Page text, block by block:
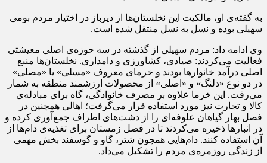
به گفته‌ی او، مالکیت این نخلستان‌ها از دیرباز در اختیار مردم بومی
سهیلی بوده و نسل به نسل منتقل شده است.
وی ادامه داد: مردم سهیلی از گذشته در سه حوزه‌ی اصلی معیشتی
فعالیت می‌کردند: صیادی، کشاورزی و دامداری. نخلستان‌ها منبع
اصلی درآمد خانوارها بودند و خرمای معروف «مسلی» یا «مصلی»
در دو نوع «دلنگ» و «اصلی» از محصولات ارزشمند منطقه به شمار
می‌رفت. این خرما علاوه بر مصرف خانوادگی، گاه برای مبادله‌ی
کالا و تجارت نیز مورد استفاده قرار می‌گرفت؛ اهالی همچنین در
فصل بهار گیاهان علوفه‌ای را از دشت‌های اطراف جمع‌آوری کرده و
در انبارها ذخیره می‌کردند تا در فصل زمستان برای تغذیه‌ی دام‌ها از
آن استفاده کنند. دام‌هایی همچون شتر، گاو و گوسفند بخش مهمی
از زندگی روزمره‌ی مردم را تشکیل می‌داد.